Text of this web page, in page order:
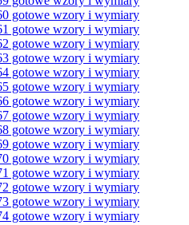
gotowe wzory i wymiary
gotowe wzory i wymiary
gotowe wzory i wymiary
gotowe wzory i wymiary
gotowe wzory i wymiary
gotowe wzory i wymiary
gotowe wzory i wymiary
gotowe wzory i wymiary
gotowe wzory i wymiary
gotowe wzory i wymiary
gotowe wzory i wymiary
gotowe wzory i wymiary
gotowe wzory i wymiary
gotowe wzory i wymiary
gotowe wzory i wymiary